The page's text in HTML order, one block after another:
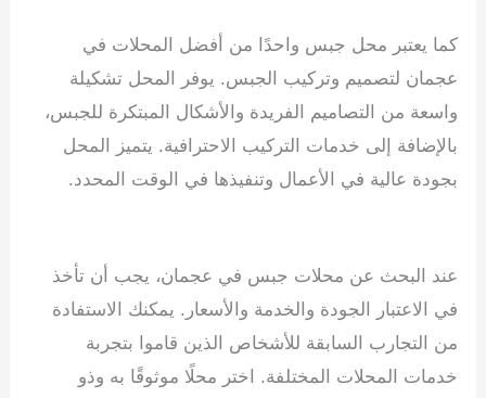
كما يعتبر محل جبس واحدًا من أفضل المحلات في
عجمان لتصميم وتركيب الجبس. يوفر المحل تشكيلة
واسعة من التصاميم الفريدة والأشكال المبتكرة للجبس،
بالإضافة إلى خدمات التركيب الاحترافية. يتميز المحل
بجودة عالية في الأعمال وتنفيذها في الوقت المحدد.
عند البحث عن محلات جبس في عجمان، يجب أن تأخذ
في الاعتبار الجودة والخدمة والأسعار. يمكنك الاستفادة
من التجارب السابقة للأشخاص الذين قاموا بتجربة
خدمات المحلات المختلفة. اختر محلًا موثوقًا به وذو